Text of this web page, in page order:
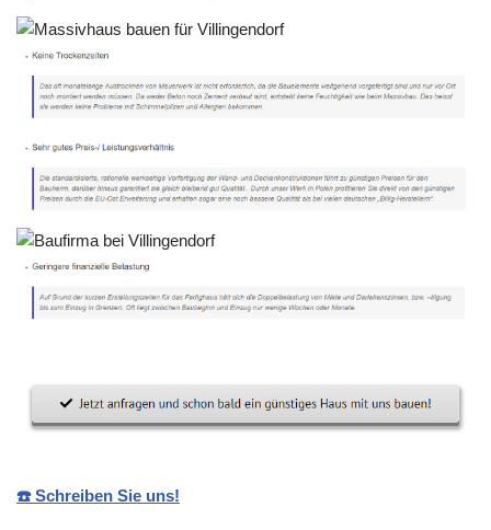
☎️ Schreiben Sie uns!